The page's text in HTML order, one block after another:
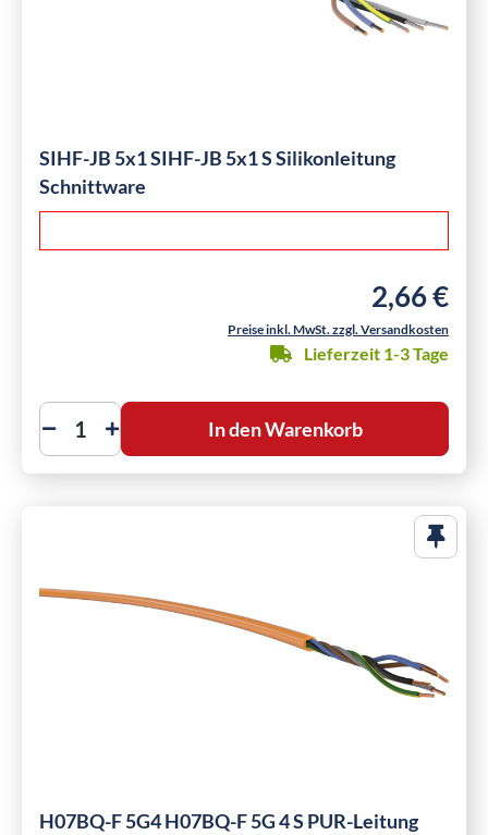
SIHF-JB 5x1 SIHF-JB 5x1 S Silikonleitung
Schnittware
Regulärer
2,66 €
Preise inkl. MwSt. zzgl. Versandkosten
Lieferzeit 1-3 Tage
In den Warenkorb
H07BQ-F 5G4 H07BQ-F 5G 4 S PUR-Leitung